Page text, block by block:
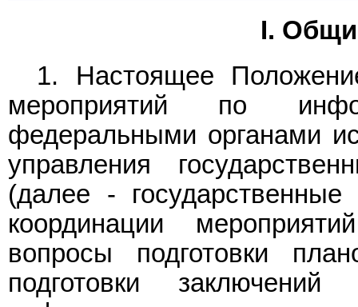
I.
1. Настоящее
мероприятий по
федеральными органами
управления
(далее - государственные
координации
вопросы подготовки
подготовки